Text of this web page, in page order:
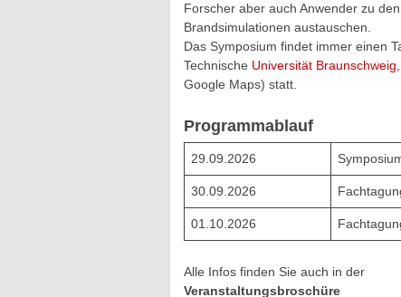
Forscher aber auch Anwender zu
Brandsimulationen austauschen.
Das Symposium findet immer einen
Technische Universität
Google Maps) statt.
Programmablauf
29.09.2026
30.09.2026
01.10.2026
Alle Infos finden Sie auch in der
Veranstaltungsbroschüre